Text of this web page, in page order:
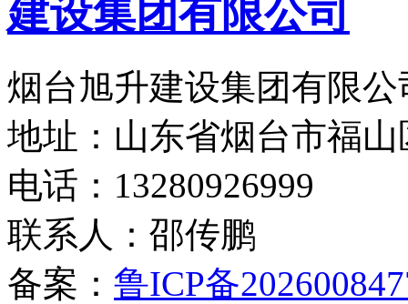
烟台旭升建设集团有限
地址：山东省烟台市福
电话：13280926999
联系人：邵传鹏
备案： 鲁ICP备